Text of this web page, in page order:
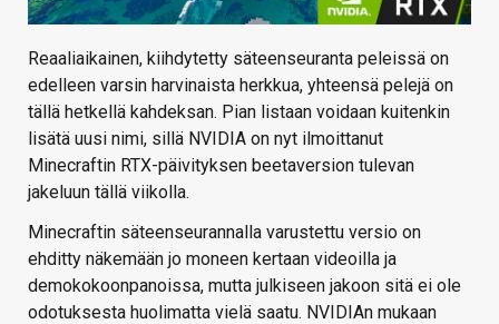
Reaaliaikainen, kiihdytetty säteenseuranta peleissä on
edelleen varsin harvinaista herkkua, yhteensä pelejä on
tällä hetkellä kahdeksan. Pian listaan voidaan kuitenkin
lisätä uusi nimi, sillä NVIDIA on nyt ilmoittanut
Minecraftin RTX-päivityksen beetaversion tulevan
jakeluun tällä viikolla.
Minecraftin säteenseurannalla varustettu versio on
ehditty näkemään jo moneen kertaan videoilla ja
demokokoonpanoissa, mutta julkiseen jakoon sitä ei ole
odotuksesta huolimatta vielä saatu. NVIDIAn mukaan